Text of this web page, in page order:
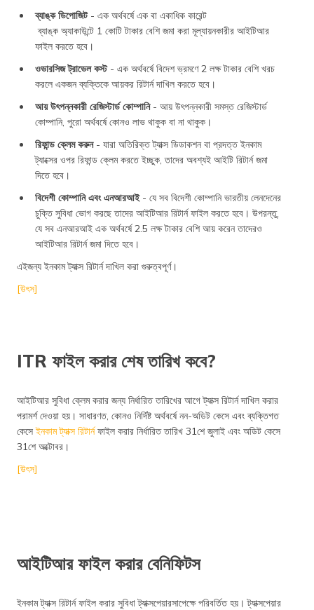
ব্যাঙ্ক ডিপোজিট- এক অর্থবর্ষে এক বা একাধিক কারেন্ট
ব্যাঙ্ক অ্যাকাউন্টে 1 কোটি টাকার বেশি জমা করা মূল্যায়নকারীর আইটিআর
ফাইল করতে হবে।
ওভারসিজ ট্রাভেল কস্ট- এক অর্থবর্ষে বিদেশ ভ্রমণে 2 লক্ষ টাকার বেশি খরচ
করলে একজন ব্যক্তিকে আয়কর রিটার্ন দাখিল করতে হবে।
আয় উৎপন্নকারী রেজিস্টার্ড কোম্পানি - আয় উৎপন্নকারী সমস্ত রেজিস্টার্ড
কোম্পানি, পুরো অর্থবর্ষে কোনও লাভ থাকুক বা না থাকুক।
রিফান্ড ক্লেম করুন- যারা অতিরিক্ত ট্যাক্স ডিডাকশন বা প্রদত্ত ইনকাম
ট্যাক্সের ওপর রিফান্ড ক্লেম করতে ইচ্ছুক, তাদের অবশ্যই আইটি রিটার্ন জমা
দিতে হবে।
বিদেশী কোম্পানি এবং এনআরআই - যে সব বিদেশী কোম্পানি ভারতীয় লেনদেনের
চুক্তি সুবিধা ভোগ করছে তাদের আইটিআর রিটার্ন ফাইল করতে হবে। উপরন্তু,
যে সব এনআরআই এক অর্থবর্ষে 2.5 লক্ষ টাকার বেশি আয় করেন তাদেরও
আইটিআর রিটার্ন জমা দিতে হবে।
এইজন্য ইনকাম ট্যাক্স রিটার্ন দাখিল করা গুরুত্বপূর্ণ।
[উৎস]
ITR ফাইল করার শেষ তারিখ কবে?
আইটিআর সুবিধা ক্লেম করার জন্য নির্ধারিত তারিখের আগে ট্যাক্স রিটার্ন দাখিল করার
পরামর্শ দেওয়া হয়। সাধারণত, কোনও নির্দিষ্ট অর্থবর্ষে নন-অডিট কেসে এবং ব্যক্তিগত
কেসেইনকাম ট্যাক্স রিটার্নফাইল করার নির্ধারিত তারিখ 31শে জুলাই এবং অডিট কেসে
31শে অক্টোবর।
[উৎস]
আইটিআর ফাইল করার বেনিফিটস
ইনকাম ট্যাক্স রিটার্ন ফাইল করার সুবিধা ট্যাক্সপেয়ারসাপেক্ষে পরিবর্তিত হয়। ট্যাক্সপেয়ার